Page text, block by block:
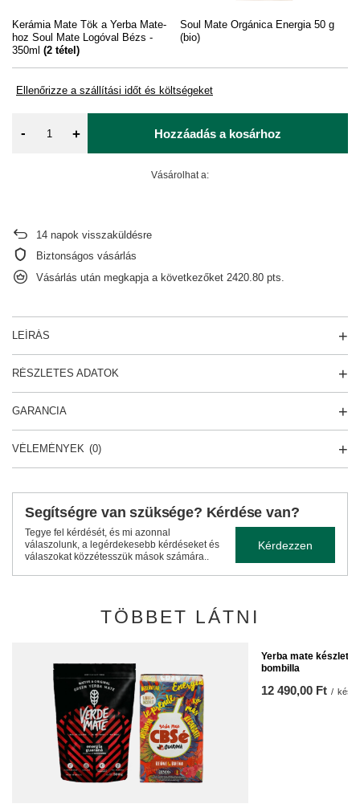
Kerámia Mate Tök a Yerba Mate-
hoz Soul Mate Logóval Bézs -
350ml (2 tétel)
Soul Mate Orgánica Energia 50 g
(bio)
Ellenőrizze a szállítási időt és költségeket
- + Hozzáadás a kosárhoz
Vásárolhat a:
14 napok visszaküldésre
Biztonságos vásárlás
Vásárlás után megkapja a következőket 2420.80 pts.
LEÍRÁS
RÉSZLETES ADATOK
GARANCIA
VÉLEMÉNYEK (0)
Segítségre van szüksége? Kérdése van?
Tegye fel kérdését, és mi azonnal
válaszolunk, a legérdekesebb kérdéseket és
válaszokat közzétesszük mások számára..
Kérdezzen
TÖBBET LÁTNI
Yerba mate készlet
bombilla
12 490,00 Ft /